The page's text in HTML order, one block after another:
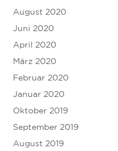
August 2020
Juni 2020
April 2020
März 2020
Februar 2020
Januar 2020
Oktober 2019
September 2019
August 2019